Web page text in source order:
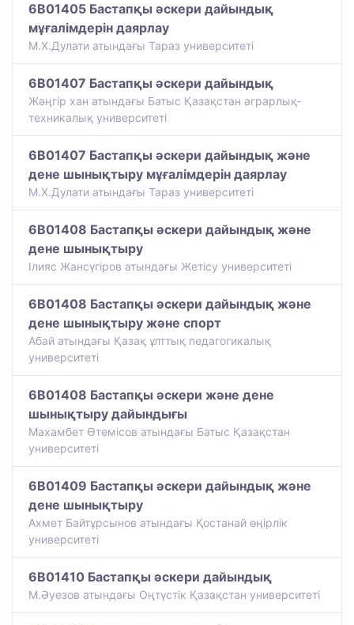
6B01405 Бастапқы әскери дайындық
мұғалімдерін даярлау
М.Х.Дулати атындағы Тараз университеті
6B01407 Бастапқы әскери дайындық
Жәңгір хан атындағы Батыс Қазақстан аграрлық-
техникалық университеті
6B01407 Бастапқы әскери дайындық және
дене шынықтыру мұғалімдерін даярлау
М.Х.Дулати атындағы Тараз университеті
6B01408 Бастапқы әскери дайындық және
дене шынықтыру
Ілияс Жансүгіров атындағы Жетісу университеті
6B01408 Бастапқы әскери дайындық және
дене шынықтыру және спорт
Абай атындағы Қазақ ұлттық педагогикалық
университеті
6B01408 Бастапқы әскери және дене
шынықтыру дайындығы
Махамбет Өтемісов атындағы Батыс Қазақстан
университеті
6B01409 Бастапқы әскери дайындық және
дене шынықтыру
Ахмет Байтұрсынов атындағы Қостанай өңірлік
университеті
6B01410 Бастапқы әскери дайындық
М.Әуезов атындағы Оңтүстік Қазақстан университеті